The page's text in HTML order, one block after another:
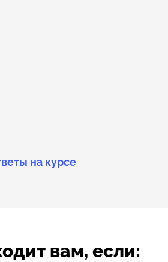
на курсе
вам, если: